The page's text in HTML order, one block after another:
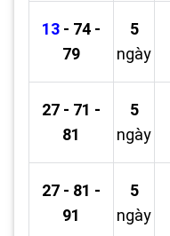
13 - 74 -
79
5
ngày
27 - 71 -
81
5
ngày
27 - 81 -
91
5
ngày